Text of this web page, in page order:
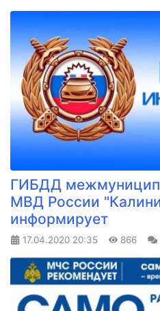
ГИБДД
МВД России
информирует
17.04.2020 20:35 866